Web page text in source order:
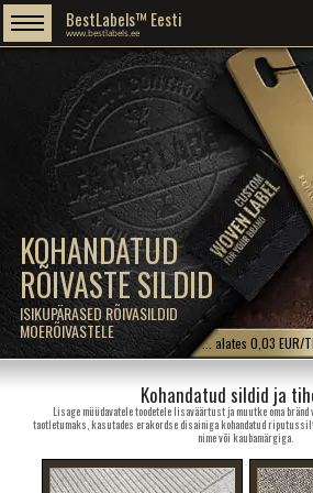
KOHANDATUD
RÕIVASTE SILDID
ISIKUPÄRASED RÕIVASILDID
MOERÕIVASTELE
BestLabels™ Eesti
www.bestlabels.ee
... alates 0,03 EUR/
Kohandatud sildid ja
Lisage müüdavatele toodetele lisaväärtust ja muutke oma
taotletumaks, kasutades erakordse disainiga kohandatud
nime või kaubamärgiga.